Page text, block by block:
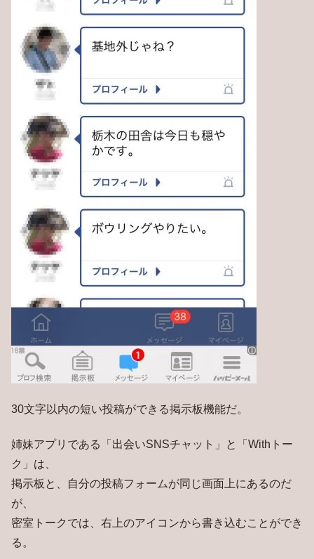
30文字以内の短い投稿ができる掲示板機能だ。
姉妹アプリである「出会いSNSチャット」と「Withトー
ク」は、
掲示板と、自分の投稿フォームが同じ画面上にあるのだ
が、
密室トークでは、右上のアイコンから書き込むことができ
る。